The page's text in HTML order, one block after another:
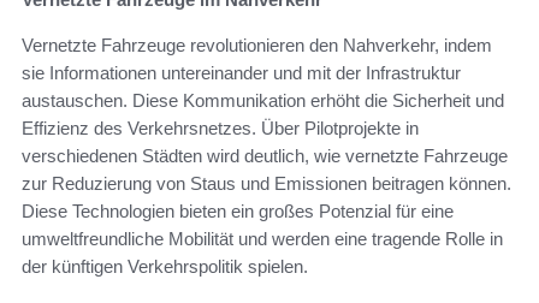
Vernetzte Fahrzeuge revolutionieren den Nahverkehr, indem
sie Informationen untereinander und mit der Infrastruktur
austauschen. Diese Kommunikation erhöht die Sicherheit und
Effizienz des Verkehrsnetzes. Über Pilotprojekte in
verschiedenen Städten wird deutlich, wie vernetzte Fahrzeuge
zur Reduzierung von Staus und Emissionen beitragen können.
Diese Technologien bieten ein großes Potenzial für eine
umweltfreundliche Mobilität und werden eine tragende Rolle in
der künftigen Verkehrspolitik spielen.